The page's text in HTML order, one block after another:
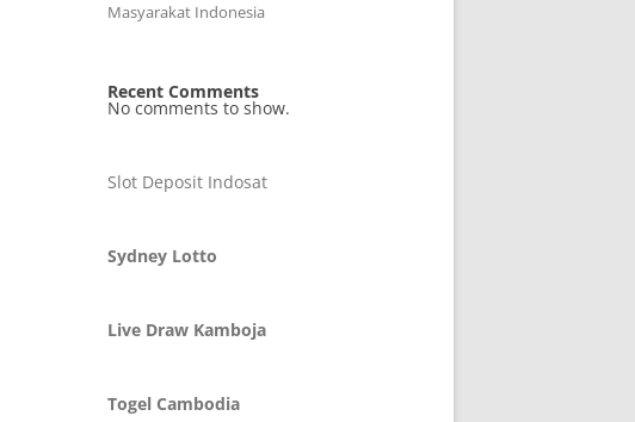
Masyarakat Indonesia
Recent Comments
No comments to show.
Slot Deposit Indosat
Sydney Lotto
Live Draw Kamboja
Togel Cambodia